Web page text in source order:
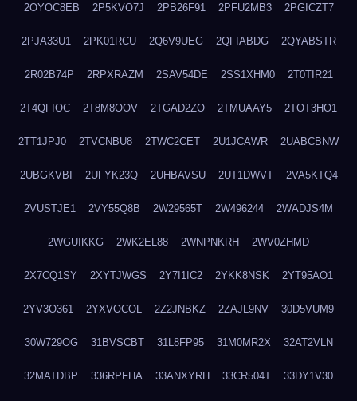
2OYOC8EB 2P5KVO7J 2PB26F91 2PFU2MB3 2PGICZT7
2PJA33U1 2PK01RCU 2Q6V9UEG 2QFIABDG 2QYABSTR
2R02B74P 2RPXRAZM 2SAV54DE 2SS1XHM0 2T0TIR21
2T4QFIOC 2T8M8OOV 2TGAD2ZO 2TMUAAY5 2TOT3HO1
2TT1JPJ0 2TVCNBU8 2TWC2CET 2U1JCAWR 2UABCBNW
2UBGKVBI 2UFYK23Q 2UHBAVSU 2UT1DWVT 2VA5KTQ4
2VUSTJE1 2VY55Q8B 2W29565T 2W496244 2WADJS4M
2WGUIKKG 2WK2EL88 2WNPNKRH 2WV0ZHMD
2X7CQ1SY 2XYTJWGS 2Y7I1IC2 2YKK8NSK 2YT95AO1
2YV3O361 2YXVOCOL 2Z2JNBKZ 2ZAJL9NV 30D5VUM9
30W729OG 31BVSCBT 31L8FP95 31M0MR2X 32AT2VLN
32MATDBP 336RPFHA 33ANXYRH 33CR504T 33DY1V30